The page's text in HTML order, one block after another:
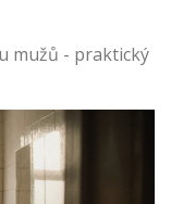
mužů - praktický